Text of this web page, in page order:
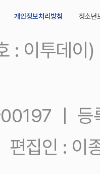
개인정보처리방침 청소년
: 이투데
00197 ㅣ
편집인 : 이